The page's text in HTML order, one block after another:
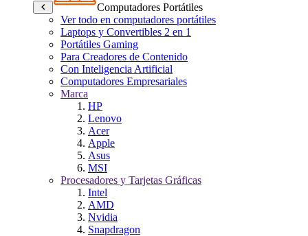
Computadores Portátiles
Ver todo en computadores portátiles
Laptops y Convertibles 2 en 1
Portátiles Gaming
Para Creadores de Contenido
Con Inteligencia Artificial
Computadores Empresariales
Marca
HP
Lenovo
Acer
Apple
Asus
MSI
Procesadores y Tarjetas Gráficas
Intel
AMD
Nvidia
Snapdragon